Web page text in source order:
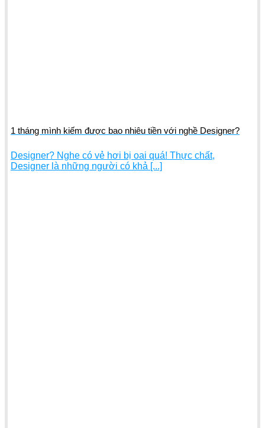
1 tháng mình kiếm được bao nhiêu tiền với nghề Designer?
Designer? Nghe có vẻ hơi bị oai quá! Thực chất,
Designer là những người có khả [...]